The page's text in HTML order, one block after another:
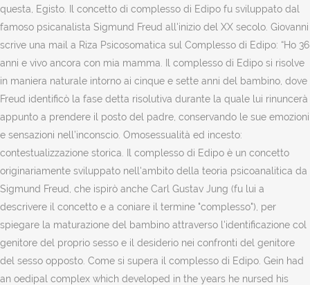
questa, Egisto. Il concetto di complesso di Edipo fu sviluppato dal
famoso psicanalista Sigmund Freud all'inizio del XX secolo. Giovanni
scrive una mail a Riza Psicosomatica sul Complesso di Edipo: “Ho 36
anni e vivo ancora con mia mamma. Il complesso di Edipo si risolve
in maniera naturale intorno ai cinque e sette anni del bambino, dove
Freud identificò la fase detta risolutiva durante la quale lui rinuncerà
appunto a prendere il posto del padre, conservando le sue emozioni
e sensazioni nell’inconscio. Omosessualità ed incesto:
contestualizzazione storica. Il complesso di Edipo è un concetto
originariamente sviluppato nell'ambito della teoria psicoanalitica da
Sigmund Freud, che ispirò anche Carl Gustav Jung (fu lui a
descrivere il concetto e a coniare il termine "complesso"), per
spiegare la maturazione del bambino attraverso l'identificazione col
genitore del proprio sesso e il desiderio nei confronti del genitore
del sesso opposto. Come si supera il complesso di Edipo. Gein had
an oedipal complex which developed in the years he nursed his